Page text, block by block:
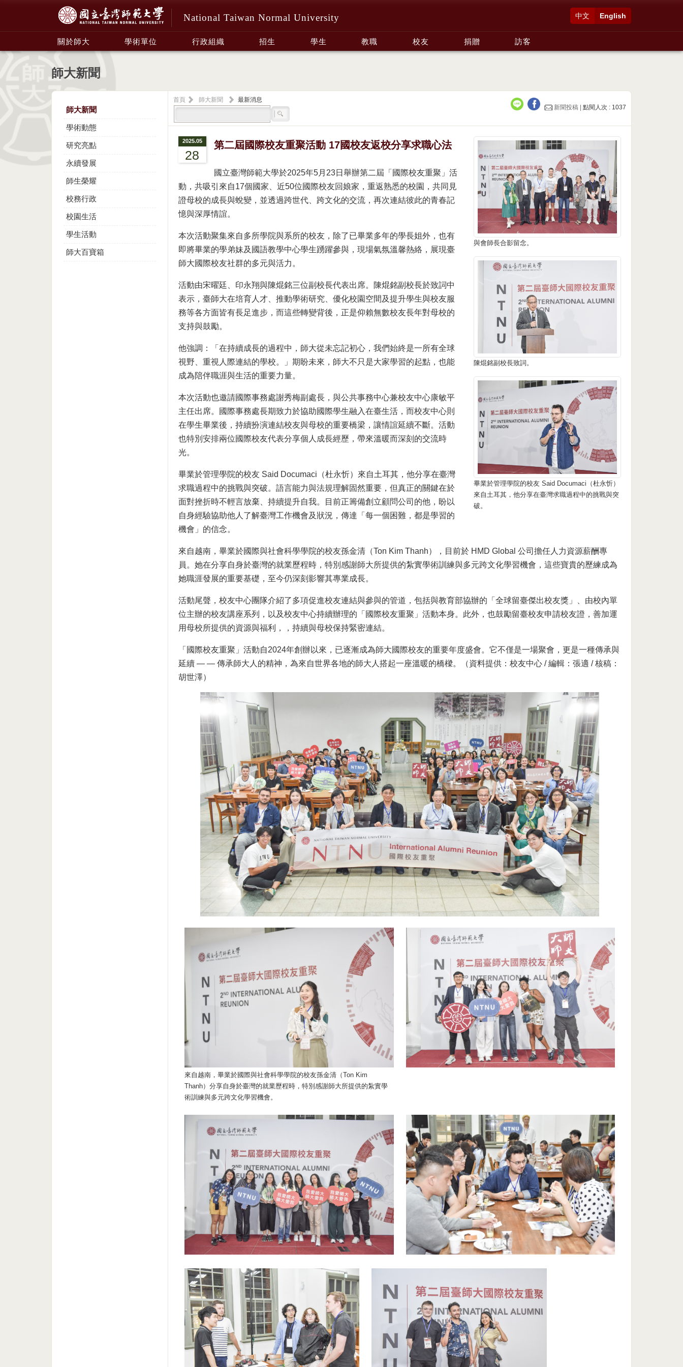
National Taiwan Normal University English
中文
關於師大 學術單位 行政組織 招生 學生 教職 校友 捐贈 訪客
師大新聞
師大新聞
學術動態
研究亮點
永續發展
師生榮耀
校務行政
校園生活
學生活動
師大百寶箱
首頁 師大新聞
最新消息
新聞投稿 |點閱人次 : 1037
與會師長合影留念。
陳焜銘副校長致詞。
畢業於管理學院的校友 Said Documaci（杜永忻）
來自土耳其，他分享在臺灣求職過程中的挑戰與突
破。
2025.05
28
第二屆國際校友重聚活動 17國校友返校分享求職心法
國立臺灣師範大學於2025年5月23日舉辦第二屆「國際校友重聚」活
動，共吸引來自17個國家、近50位國際校友回娘家，重返熟悉的校園，共同見
證母校的成長與蛻變，並透過跨世代、跨文化的交流，再次連結彼此的青春記
憶與深厚情誼。
本次活動聚集來自多所學院與系所的校友，除了已畢業多年的學長姐外，也有
即將畢業的學弟妹及國語教學中心學生踴躍參與，現場氣氛溫馨熱絡，展現臺
師大國際校友社群的多元與活力。
活動由宋曜廷、印永翔與陳焜銘三位副校長代表出席。陳焜銘副校長於致詞中
表示，臺師大在培育人才、推動學術研究、優化校園空間及提升學生與校友服
務等各方面皆有長足進步，而這些轉變背後，正是仰賴無數校友長年對母校的
支持與鼓勵。
他強調：「在持續成長的過程中，師大從未忘記初心，我們始終是一所有全球
視野、重視人際連結的學校。」期盼未來，師大不只是大家學習的起點，也能
成為陪伴職涯與生活的重要力量。
本次活動也邀請國際事務處謝秀梅副處長，與公共事務中心兼校友中心康敏平
主任出席。國際事務處長期致力於協助國際學生融入在臺生活，而校友中心則
在學生畢業後，持續扮演連結校友與母校的重要橋梁，讓情誼延續不斷。活動
也特別安排兩位國際校友代表分享個人成長經歷，帶來溫暖而深刻的交流時
光。
畢業於管理學院的校友 Said Documaci（杜永忻）來自土耳其，他分享在臺灣
求職過程中的挑戰與突破。語言能力與法規理解固然重要，但真正的關鍵在於
面對挫折時不輕言放棄、持續提升自我。目前正籌備創立顧問公司的他，盼以
自身經驗協助他人了解臺灣工作機會及狀況，傳達「每一個困難，都是學習的
機會」的信念。
來自越南，畢業於國際與社會科學學院的校友孫金清（Ton Kim Thanh），目前於 HMD Global 公司擔任人力資源薪酬專
員。她在分享自身於臺灣的就業歷程時，特別感謝師大所提供的紮實學術訓練與多元跨文化學習機會，這些寶貴的歷練成為
她職涯發展的重要基礎，至今仍深刻影響其專業成長。
活動尾聲，校友中心團隊介紹了多項促進校友連結與參與的管道，包括與教育部協辦的「全球留臺傑出校友獎」、由校內單
位主辦的校友講座系列，以及校友中心持續辦理的「國際校友重聚」活動本身。此外，也鼓勵留臺校友申請校友證，善加運
用母校所提供的資源與福利，，持續與母校保持緊密連結。
「國際校友重聚」活動自2024年創辦以來，已逐漸成為師大國際校友的重要年度盛會。它不僅是一場聚會，更是一種傳承與
延續 — — 傳承師大人的精神，為來自世界各地的師大人搭起一座溫暖的橋樑。（資料提供：校友中心 / 編輯：張適 / 核稿：
胡世澤）
來自越南，畢業於國際與社會科學學院的校友孫金清（Ton Kim
Thanh）分享自身於臺灣的就業歷程時，特別感謝師大所提供的紮實學
術訓練與多元跨文化學習機會。